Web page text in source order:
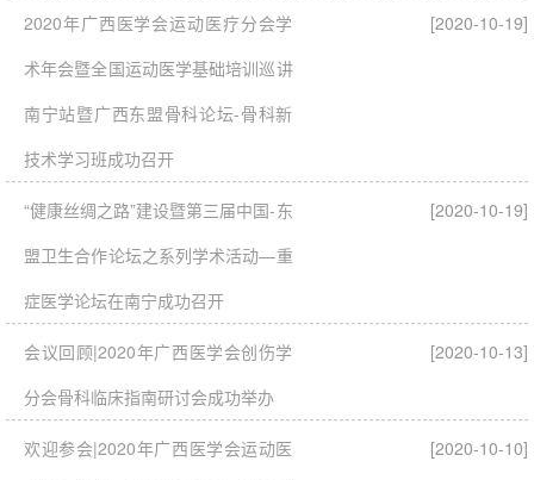
2020年广西医学会运动医疗分会学
术年会暨全国运动医学基础培训巡讲
南宁站暨广西东盟骨科论坛-骨科新
技术学习班成功召开
[2020-10-19]
“健康丝绸之路”建设暨第三届中国-东
盟卫生合作论坛之系列学术活动—重
症医学论坛在南宁成功召开
[2020-10-19]
会议回顾|2020年广西医学会创伤学
分会骨科临床指南研讨会成功举办
[2020-10-13]
欢迎参会|2020年广西医学会运动医
[2020-10-10]